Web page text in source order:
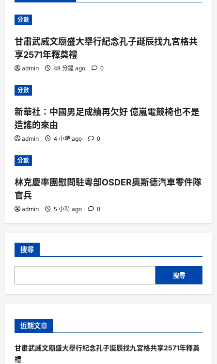
分數
甘肅武威文廟盛大舉行紀念孔子誕辰找九宮格共
享2571年釋奠禮
admin 48 分鐘 ago 0
分數
新華社：中國男足成績再欠好 億嵐電競椅也不是
造謠的來由
admin 4 小時 ago 0
分數
林克慶率團慰問駐粵部OSDER奧斯德汽車零件隊
官兵
admin 5 小時 ago 0
搜尋
搜尋
近期文章
甘肅武威文廟盛大舉行紀念孔子誕辰找九宮格共享2571年釋奠
禮